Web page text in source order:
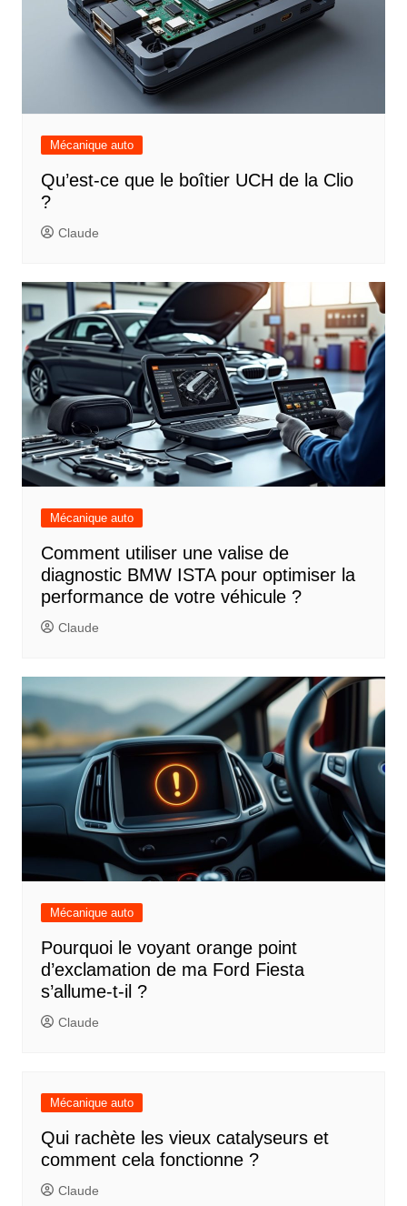
Mécanique auto
Qu’est-ce que le boîtier UCH de la Clio
?
Claude
Mécanique auto
Comment utiliser une valise de
diagnostic BMW ISTA pour optimiser la
performance de votre véhicule ?
Claude
Mécanique auto
Pourquoi le voyant orange point
d’exclamation de ma Ford Fiesta
s’allume-t-il ?
Claude
Mécanique auto
Qui rachète les vieux catalyseurs et
comment cela fonctionne ?
Claude